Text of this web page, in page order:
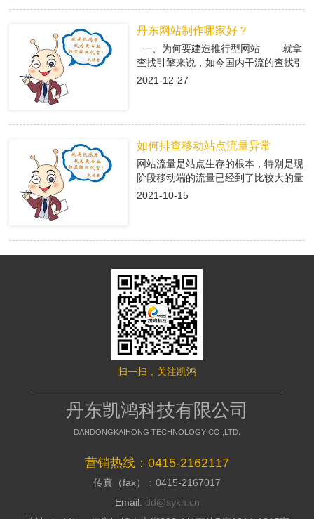
丹东网站制作哪家好？
一、为何要建造推行型网站 就拿
查找引擎来说，如今国内干流的查找引
擎baidu、360、搜狗有着大量的用户
导进入推行型网站中，使用推行型网站
有的优势，转化成客户; 二、丹东
网站制作是怎么挑选专业的搭站公司
背后都是一个高额的订单，假如不能做
到询盘转化，那意味着网络推行是失败
的，所以要明白的了解搭站公司的策划
才干; 2、看搭站公司的美工规划才
干 美工的才干决议推行型网站留
给用户的形象，如今的消费者不缺少内
容，缺少的是视觉，如今市面上的网站
都是千人一面的，当访客户，发现一个
公司的形象，情不自禁的即是深化浏
览，招引用户，提高方针客户对公司的
好感; 3、看搭站公司的搭站才干
系，如今市面上很多的建站公司都是仿
制别人的，可以把外观做到相似，可是
后台系能却相差万里，很多的仿站的建
2021-12-27
如何排查移动站点流量异常
网站流量是站点生存的根本，特别是现
阶段移动端的流量已经到了比较大的量
级。移动端网站有流量了，每天就会有
深专家们向大家介绍了移动端流量异常
的解决方案。 什么是移动端流量
异常? 移动端流量异常可以通过平
台两个渠道数据判断： 1、 站长平
台流量与关键词的工具 2、 移动适
配中的移动适配状态曲线图 这两
个地方如果出现流量突然间下降50%以
上，且持续性降低，四五天后流量没有
明显涨幅的。 移动端的排查流程
如果出现上述现象，建议大家按照
下面流程图进行排查 索引量下降
常见原因及解决方案
id=331 站点流量异常追查文档
http://zhanzhang.baidu.com/college/
id=221 纯移动站、代码适配，自
适应与跳转适配有些不同，所以根据站
2021-10-15
扫一扫，关注凯鸿
丹东凯鸿科技有限公司
DANDONGKAIHONG TECHNOLOGY CO.,LTD.
营销热线：0415-2162117
传真（fax）：0415-2167017
Email: dd@sykh.cn